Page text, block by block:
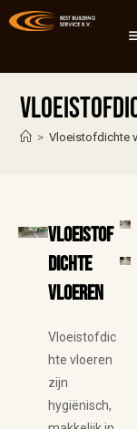
> Vloeistofdichte
Vloeistof
dichte
vloeren
Vloeistofdic
hte vloeren
zijn
hygiënisch,